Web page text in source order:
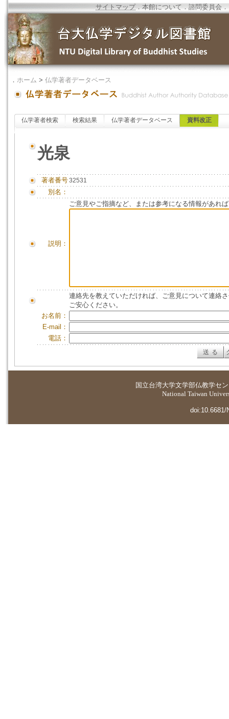
サイトマップ．本館について ．諮問委員会 ．
． ホーム > 仏学著者データベース
仏学著者検索 検索結果 仏学著者データベース 資料改正
光泉
著者番号32531
別名：
説明：
ご意見やご指摘など、または参考になる情報があれ
連絡先を教えていただければ、ご意見について連絡
ご安心ください。
お名前：
E-mail：
電話：
国立台湾大学文学部仏教学セ
National Taiwan
doi:10.6681/